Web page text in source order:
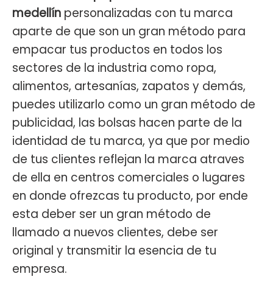
medellín personalizadas con tu marca
aparte de que son un gran método para
empacar tus productos en todos los
sectores de la industria como ropa,
alimentos, artesanías, zapatos y demás,
puedes utilizarlo como un gran método de
publicidad, las bolsas hacen parte de la
identidad de tu marca, ya que por medio
de tus clientes reflejan la marca atraves
de ella en centros comerciales o lugares
en donde ofrezcas tu producto, por ende
esta deber ser un gran método de
llamado a nuevos clientes, debe ser
original y transmitir la esencia de tu
empresa.